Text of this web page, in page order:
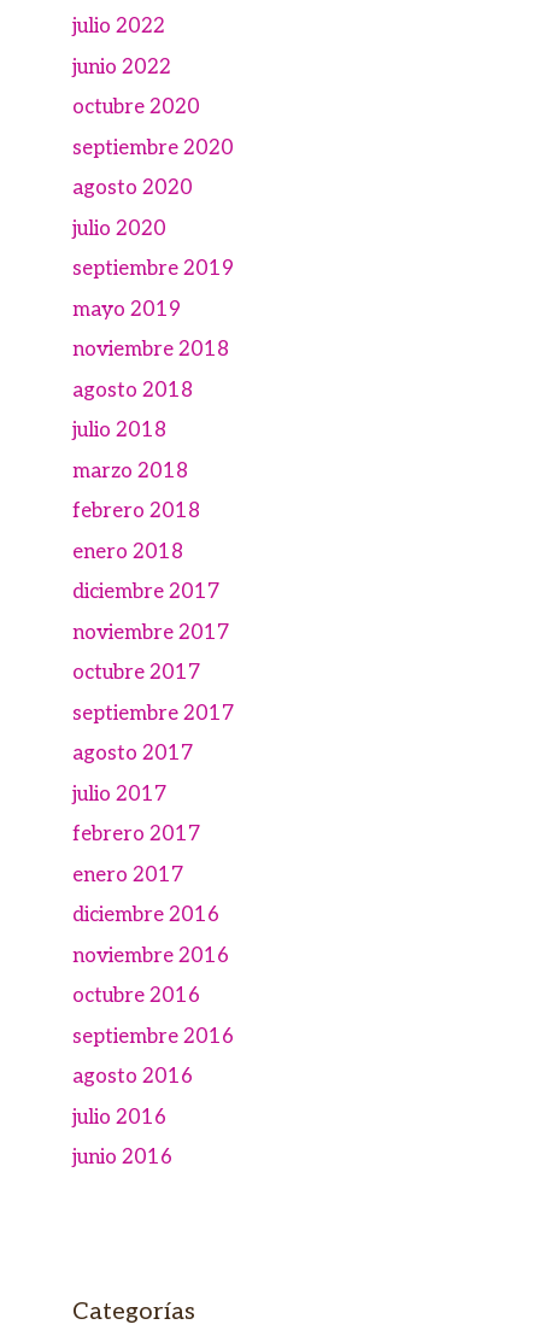
julio 2022
junio 2022
octubre 2020
septiembre 2020
agosto 2020
julio 2020
septiembre 2019
mayo 2019
noviembre 2018
agosto 2018
julio 2018
marzo 2018
febrero 2018
enero 2018
diciembre 2017
noviembre 2017
octubre 2017
septiembre 2017
agosto 2017
julio 2017
febrero 2017
enero 2017
diciembre 2016
noviembre 2016
octubre 2016
septiembre 2016
agosto 2016
julio 2016
junio 2016
Categorías